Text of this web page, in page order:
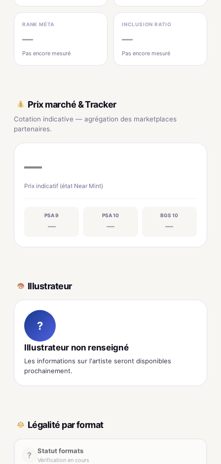
RANK MÉTA
—
Pas encore mesuré
INCLUSION RATIO
—
Pas encore mesuré
Prix marché & Tracker
Cotation indicative — agrégation des marketplaces
partenaires.
—
Prix indicatif (état Near Mint)
PSA 9
—
PSA 10
—
BGS 10
—
Illustrateur
?
Illustrateur non renseigné
Les informations sur l'artiste seront disponibles
prochainement.
Légalité par format
? Statut formats
Vérification en cours